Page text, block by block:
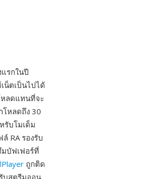
รกในปี
น็ตเป็นไปได้
หลดแทนที่จะ
โหลดถึง 30
รับโมเด็ม
RA รองรับ
บัฟเฟอร์ที่
ถูกติด
บสตรีมออน